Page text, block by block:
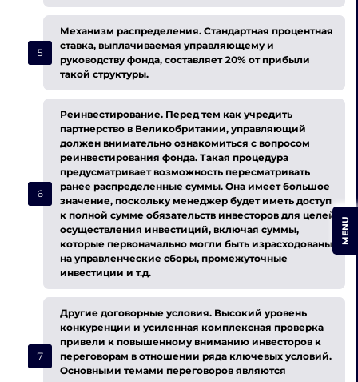
Механизм распределения. Стандартная процентная
ставка, выплачиваемая управляющему и
руководству фонда, составляет 20% от прибыли
такой структуры.
Реинвестирование. Перед тем как учредить
партнерство в Великобритании, управляющий
должен внимательно ознакомиться с вопросом
реинвестирования фонда. Такая процедура
предусматривает возможность пересматривать
ранее распределенные суммы. Она имеет большое
значение, поскольку менеджер будет иметь доступ
к полной сумме обязательств инвесторов для целей
осуществления инвестиций, включая суммы,
которые первоначально могли быть израсходованы
на управленческие сборы, промежуточные
инвестиции и т.д.
Другие договорные условия.Высокий уровень
конкуренции и усиленная комплексная проверка
привели к повышенному вниманию инвесторов к
переговорам в отношении ряда ключевых условий.
Основными темами переговоров являются
MENU